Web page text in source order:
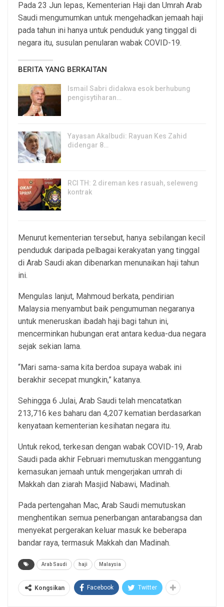
Pada 23 Jun lepas, Kementerian Haji dan Umrah Arab
Saudi mengumumkan untuk mengehadkan jemaah haji
pada tahun ini hanya untuk penduduk yang tinggal di
negara itu, susulan penularan wabak COVID-19.
BERITA YANG BERKAITAN
Ismail Sabri didakwa esok berhubung
pengisytiharan…
Yayasan Akalbudi: Rayuan Kes Zahid
didengar 8…
RCI TH: 2 direman kes rasuah, seleweng
kontrak
Menurut kementerian tersebut, hanya sebilangan kecil
penduduk daripada pelbagai kerakyatan yang tinggal
di Arab Saudi akan dibenarkan menunaikan haji tahun
ini.
Mengulas lanjut, Mahmoud berkata, pendirian
Malaysia menyambut baik pengumuman negaranya
untuk meneruskan ibadah haji bagi tahun ini,
mencerminkan hubungan erat antara kedua-dua negara
sejak sekian lama.
“Mari sama-sama kita berdoa supaya wabak ini
berakhir secepat mungkin,” katanya.
Sehingga 6 Julai, Arab Saudi telah mencatatkan
213,716 kes baharu dan 4,207 kematian berdasarkan
kenyataan kementerian kesihatan negara itu.
Untuk rekod, terkesan dengan wabak COVID-19, Arab
Saudi pada akhir Februari memutuskan menggantung
kemasukan jemaah untuk mengerjakan umrah di
Makkah dan ziarah Masjid Nabawi, Madinah.
Pada pertengahan Mac, Arab Saudi memutuskan
menghentikan semua penerbangan antarabangsa dan
menyekat pergerakan keluar masuk ke beberapa
bandar raya, termasuk Makkah dan Madinah.
Arab Saudi haji Malaysia
Kongsikan Facebook Twitter